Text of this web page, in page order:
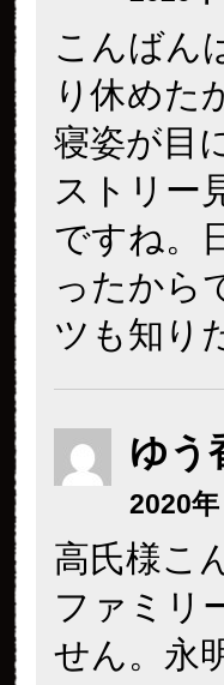
こんばん
り休めた
寝姿が目
ストリー
ですね。
ったから
ツも知り
ゆう
2020年
高氏様こ
ファミリ
せん。永